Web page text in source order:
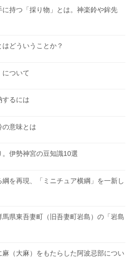
持つ「採り物」とは。神楽鈴や鉾先
はどういうことか？
ついて
するには
の意味とは
伊勢神宮の豆知識10選
を再現、「ミニチュア横綱」を一新し
県東吾妻町（旧吾妻町岩島）の「岩島
（大麻）をもたらした阿波忌部につい